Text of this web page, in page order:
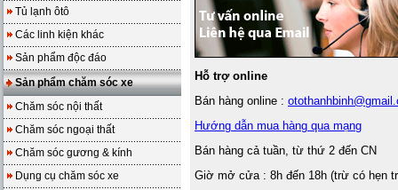
Tủ lạnh ôtô
Các linh kiện khác
Sản phẩm độc đáo
Sản phẩm chăm sóc xe
Chăm sóc nội thất
Chăm sóc ngoại thất
Chăm sóc gương & kính
Dụng cụ chăm sóc xe
Hỗ trợ online
Bán hàng online :
Hướng dẫn mua hàng qua mạng
Bán hàng cả tuần, từ thứ 2 đến CN
Giờ mở cửa : 8h đến 18h (trừ có hẹn